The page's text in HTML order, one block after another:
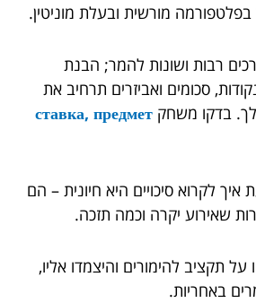
מורשית ובעלת מוניטין.
רבות ושונות להמר; הבנת
סכומים ואביזרים תרחיב את
בדקו משחק ставка, предмет
איך לקרוא סיכויים היא חיונית – הם
שאירוע יקרה וכמה תזכה.
על תקציב להימורים והיצמדו אליו,
באחריות.